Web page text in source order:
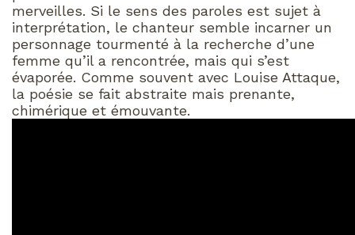
merveilles. Si le sens des paroles est sujet à
interprétation, le chanteur semble incarner un
personnage tourmenté à la recherche d’une
femme qu’il a rencontrée, mais qui s’est
évaporée. Comme souvent avec Louise Attaque,
la poésie se fait abstraite mais prenante,
chimérique et émouvante.